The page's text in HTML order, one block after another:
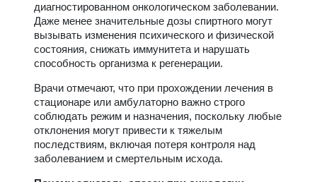
диагностированном онкологическом заболевании.
Даже менее значительные дозы спиртного могут
вызывать изменения психического и физической
состояния, снижать иммунитета и нарушать
способность организма к регенерации.
Врачи отмечают, что при прохождении лечения в
стационаре или амбулаторно важно строго
соблюдать режим и назначения, поскольку любые
отклонения могут привести к тяжелым
последствиям, включая потеря контроля над
заболеванием и смертельным исхода.